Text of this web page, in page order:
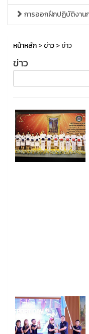
การออกฝึกปฏิบัติงาน
หน้าหลัก>ข่าว> ข่าว
ข่าว